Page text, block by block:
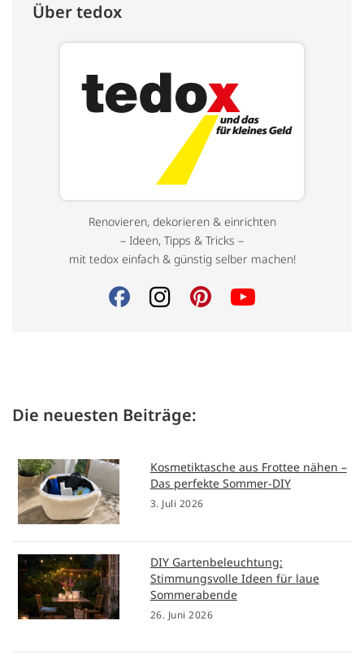
Über tedox
Renovieren, dekorieren & einrichten
– Ideen, Tipps & Tricks –
mit tedox einfach & günstig selber machen!
Die neuesten Beiträge:
Kosmetiktasche aus Frottee nähen –
Das perfekte Sommer-DIY
3. Juli 2026
DIY Gartenbeleuchtung:
Stimmungsvolle Ideen für laue
Sommerabende
26. Juni 2026